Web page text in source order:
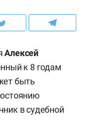
Алексей
к 8 годам
быть
в судебной